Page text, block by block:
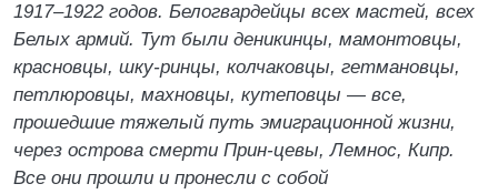
1917–1922 годов. Белогвардейцы всех мастей, всех
Белых армий. Тут были деникинцы, мамонтовцы,
красновцы, шку-ринцы, колчаковцы, гетмановцы,
петлюровцы, махновцы, кутеповцы — все,
прошедшие тяжелый путь эмиграционной жизни,
через острова смерти Прин-цевы, Лемнос, Кипр.
Все они прошли и пронесли с собой